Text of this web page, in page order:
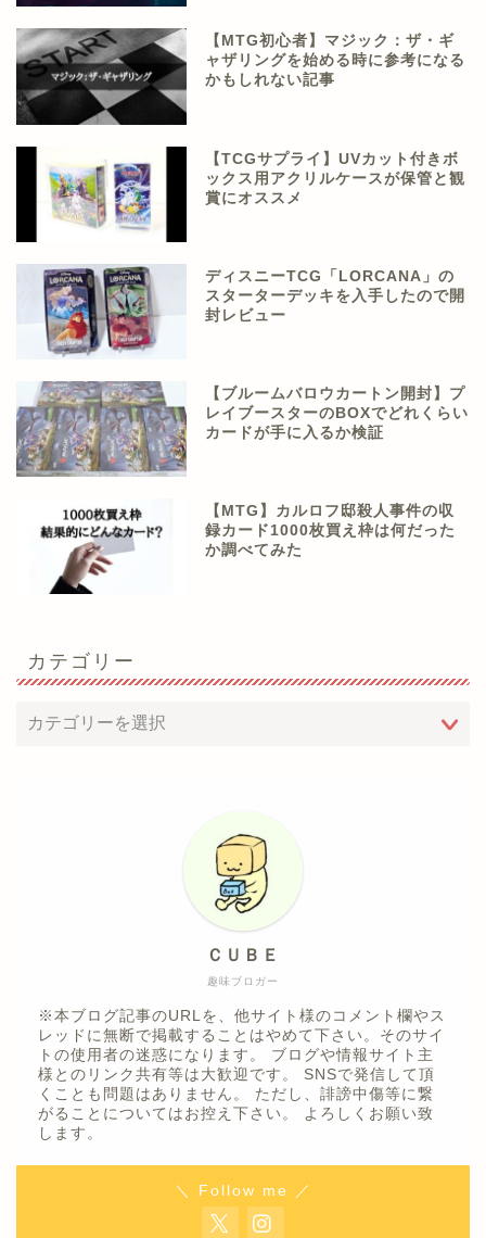
【MTG初心者】マジック：ザ・ギ
ャザリングを始める時に参考になる
かもしれない記事
【TCGサプライ】UVカット付きボ
ックス用アクリルケースが保管と観
賞にオススメ
ディスニーTCG「LORCANA」の
スターターデッキを入手したので開
封レビュー
【ブルームバロウカートン開封】プ
レイブースターのBOXでどれくらい
カードが手に入るか検証
【MTG】カルロフ邸殺人事件の収
録カード1000枚買え枠は何だった
か調べてみた
カテゴリー
趣味ブロガー
ＣＵＢＥ
※本ブログ記事のURLを、他サイト様のコメント欄やス
レッドに無断で掲載することはやめて下さい。そのサイ
トの使用者の迷惑になります。 ブログや情報サイト主
様とのリンク共有等は大歓迎です。 SNSで発信して頂
くことも問題はありません。 ただし、誹謗中傷等に繋
がることについてはお控え下さい。 よろしくお願い致
します。
＼ Follow me ／